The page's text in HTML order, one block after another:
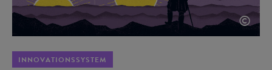
©
INNOVATIONSSYSTEM